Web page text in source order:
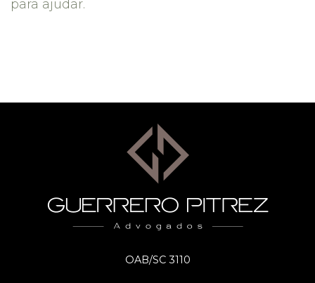
para ajudar.
OAB/SC 3110